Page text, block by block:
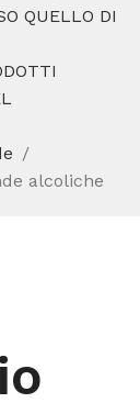
QUELLO DI
alcoliche